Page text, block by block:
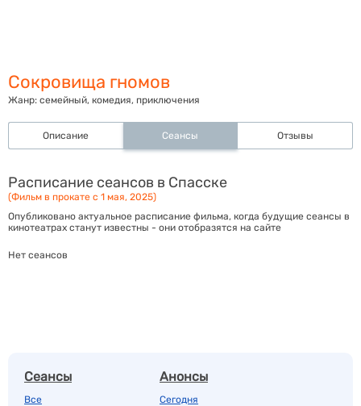
Сокровища гномов
Жанр: семейный, комедия, приключения
Описание Сеансы Отзывы
Расписание сеансов в Спасске
(Фильм в прокате с 1 мая, 2025)
Опубликовано актуальное расписание фильма, когда будущие сеансы в
кинотеатрах станут известны - они отобразятся на сайте
Нет сеансов
Сеансы
Все
Анонсы
Сегодня